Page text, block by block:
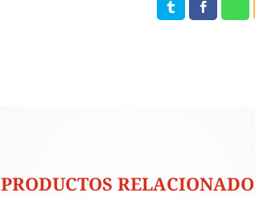
PRODUCTOS